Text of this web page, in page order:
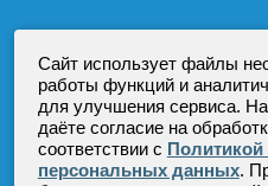
данных
Сайт использует файлы
работы функций и
для улучшения сервиса.
даёте согласие на
соответствии с Политикой
персональных данных.